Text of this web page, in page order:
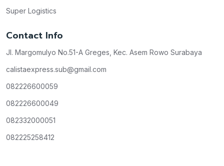
Super Logistics
Contact Info
Jl. Margomulyo No.51-A Greges, Kec. Asem Rowo Surabaya
calistaexpress.sub@gmail.com
082226600059
082226600049
082332000051
082225258412